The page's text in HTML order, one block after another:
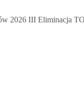
2026 III Eliminacja